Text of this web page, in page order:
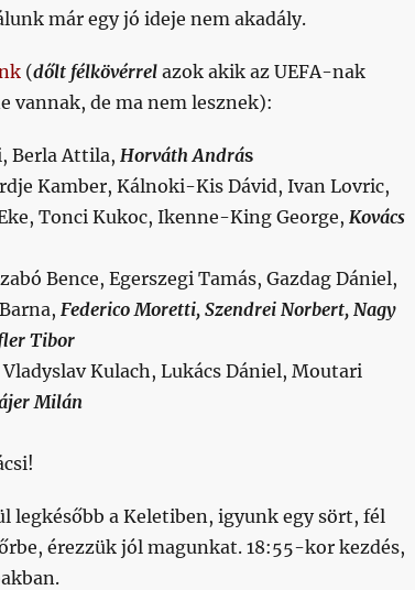
már egy jó ideje nem akadály.
(dőlt félkövérrelazok akik az UEFA-nak
vannak, de ma nem lesznek):
Berla Attila, Horváth András
Kamber, Kálnoki-Kis Dávid, Ivan Lovric,
Tonci Kukoc, Ikenne-King George, Kovács
Bence, Egerszegi Tamás, Gazdag Dániel,
Federico Moretti, Szendrei Norbert, Nagy
Tibor
Kulach, Lukács Dániel, Moutari
Milán
legkésőbb a Keletiben, igyunk egy sört, fél
érezzük jól magunkat. 18:55-kor kezdés,